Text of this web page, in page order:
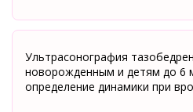
Ультрасонография
новорожденным и детям до 6
определение динамики при